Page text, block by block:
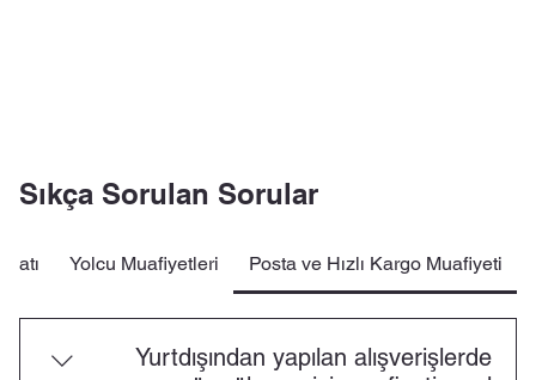
Sıkça Sorulan Sorular
Posta ve Hızlı Kargo Muafiyeti
Yolcu Muafiyetleri
Yurtdışından yapılan alışverişlerde